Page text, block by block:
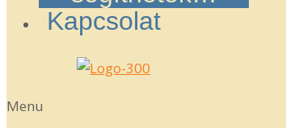
Kapcsolat
Menu